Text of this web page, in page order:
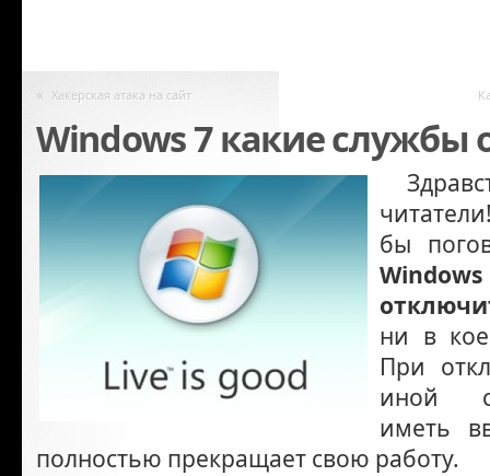
« Хакерская атака на сайт
Windows 7 какие службы
бы
ни в
При
иной
иметь
полностью прекращает свою работу.